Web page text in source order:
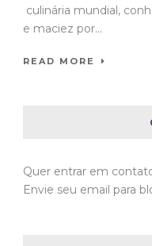
culinária mundial,
e maciez por...
READ MORE
Quer entrar em
Envie seu email para